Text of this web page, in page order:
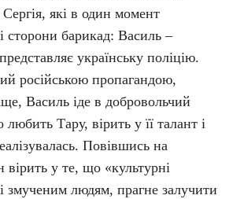
які в один момент
сторони барикад: Василь –
українську поліцію.
російською пропагандою,
Василь іде в добровольчий
Тару, вірить у її талант і
Повівшись на
вірить у те, що «культурні
змученим людям, прагне залучити